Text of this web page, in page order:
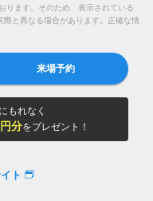
ります。そのため、表示されている
と異なる場合があります。正確な情
来場予約
もれなく
分をプレゼント！
ト